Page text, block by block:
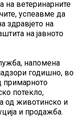
на ветеринарните
успеавме да
здравјето на
на јавното
напомена
годишно, во
примарното
потекло,
од животинско и
и продажба.